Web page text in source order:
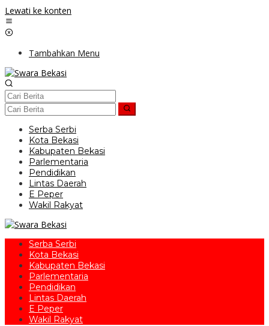
Lewati ke konten
Tambahkan Menu
Serba Serbi
Kota Bekasi
Kabupaten Bekasi
Parlementaria
Pendidikan
Lintas Daerah
E Peper
Wakil Rakyat
Serba Serbi
Kota Bekasi
Kabupaten Bekasi
Parlementaria
Pendidikan
Lintas Daerah
E Peper
Wakil Rakyat